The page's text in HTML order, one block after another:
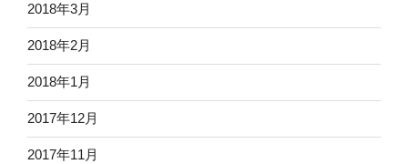
2018年3月
2018年2月
2018年1月
2017年12月
2017年11月